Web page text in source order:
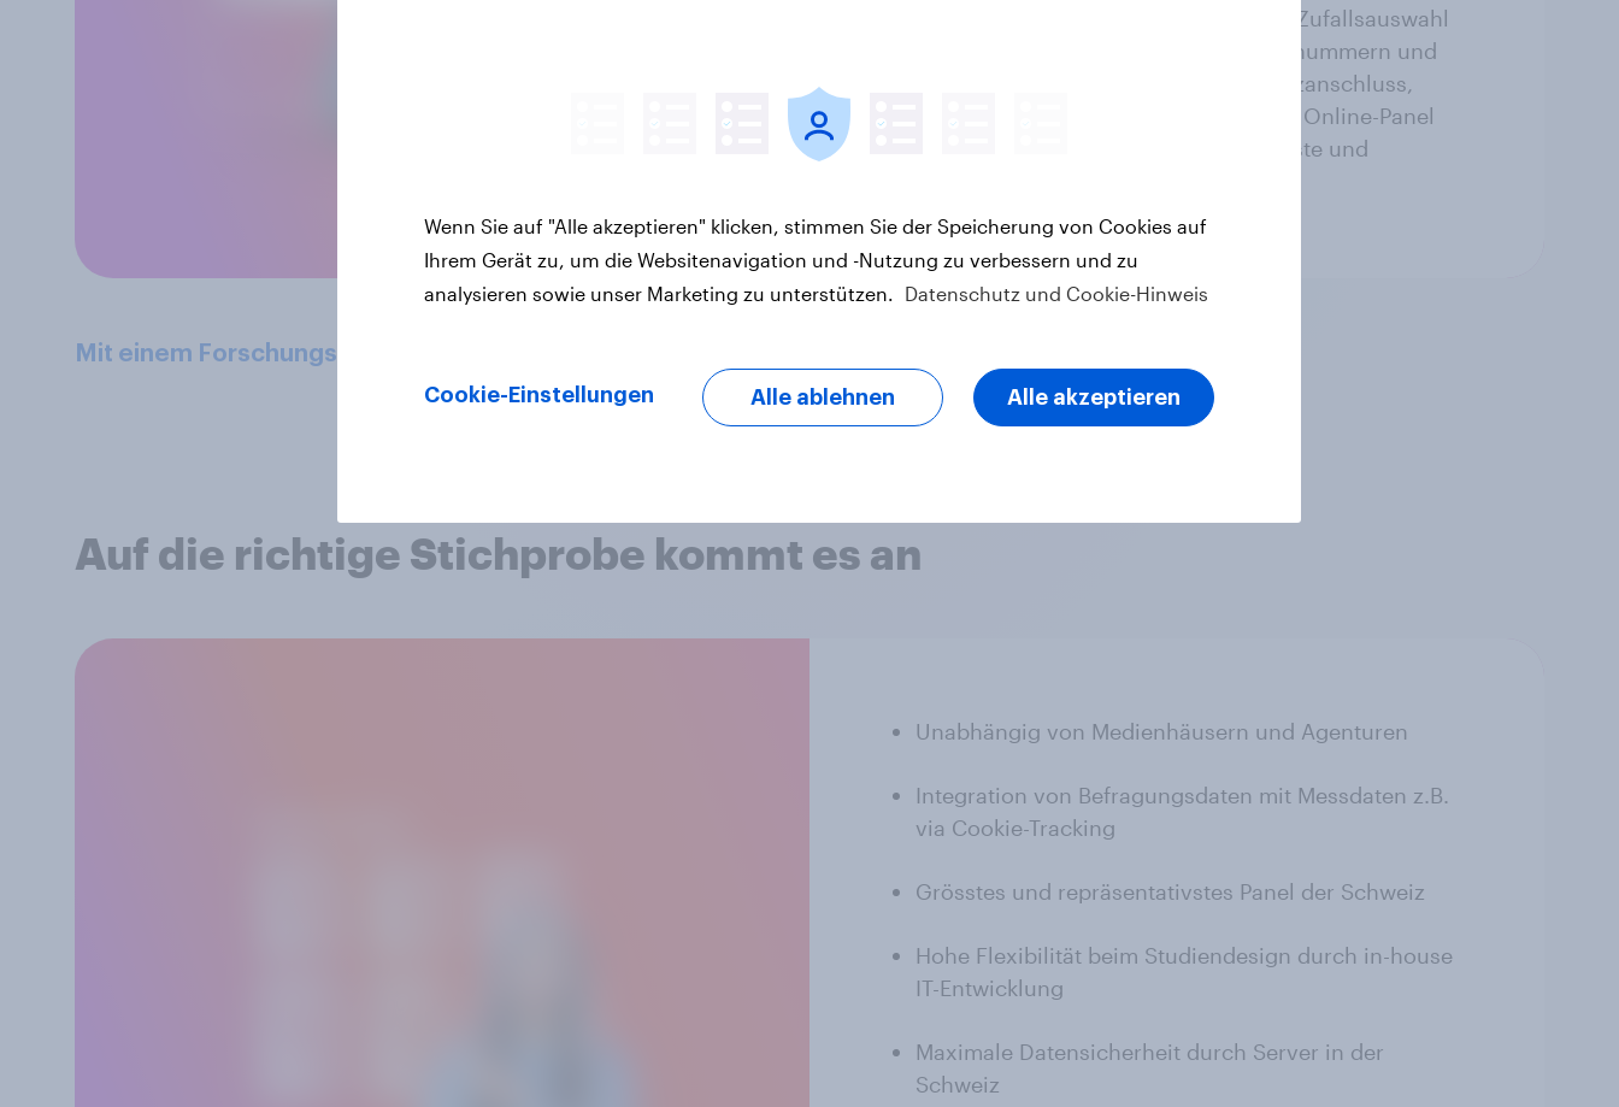
Aussagen treffen zu können. Neben der Zufallsauswahl
von Telefonnummern, inkl. Mobiltelefonnummern und
Haushalten ohne eingetragenen Festnetzanschluss,
besteht daher die Möglichkeit, auf unser Online-Panel
zurückzugreifen – das schweizweit grösste und
Mit einem Forschungsexperten sprechen
Auf die richtige Stichprobe kommt es an
Unabhängig von Medienhäusern und Agenturen
Integration von Befragungsdaten mit Messdaten z.B.
via Cookie-Tracking
Grösstes und repräsentativstes Panel der Schweiz
Hohe Flexibilität beim Studiendesign durch in-house
IT-Entwicklung
Maximale Datensicherheit durch Server in der
Schweiz
Wenn Sie auf "Alle akzeptieren" klicken, stimmen Sie der Speicherung von Cookies auf
Ihrem Gerät zu, um die Websitenavigation und -Nutzung zu verbessern und zu
analysieren sowie unser Marketing zu unterstützen.
Datenschutz und Cookie-Hinweis
Cookie-Einstellungen Alle ablehnen Alle akzeptieren